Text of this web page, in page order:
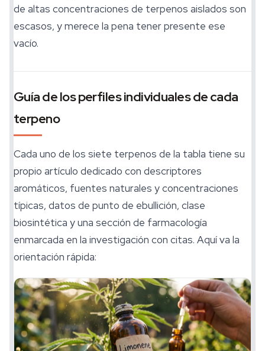
de altas concentraciones de terpenos aislados son
escasos, y merece la pena tener presente ese
vacío.
Guía de los perfiles individuales de cada
terpeno
Cada uno de los siete terpenos de la tabla tiene su
propio artículo dedicado con descriptores
aromáticos, fuentes naturales y concentraciones
típicas, datos de punto de ebullición, clase
biosintética y una sección de farmacología
enmarcada en la investigación con citas. Aquí va la
orientación rápida: